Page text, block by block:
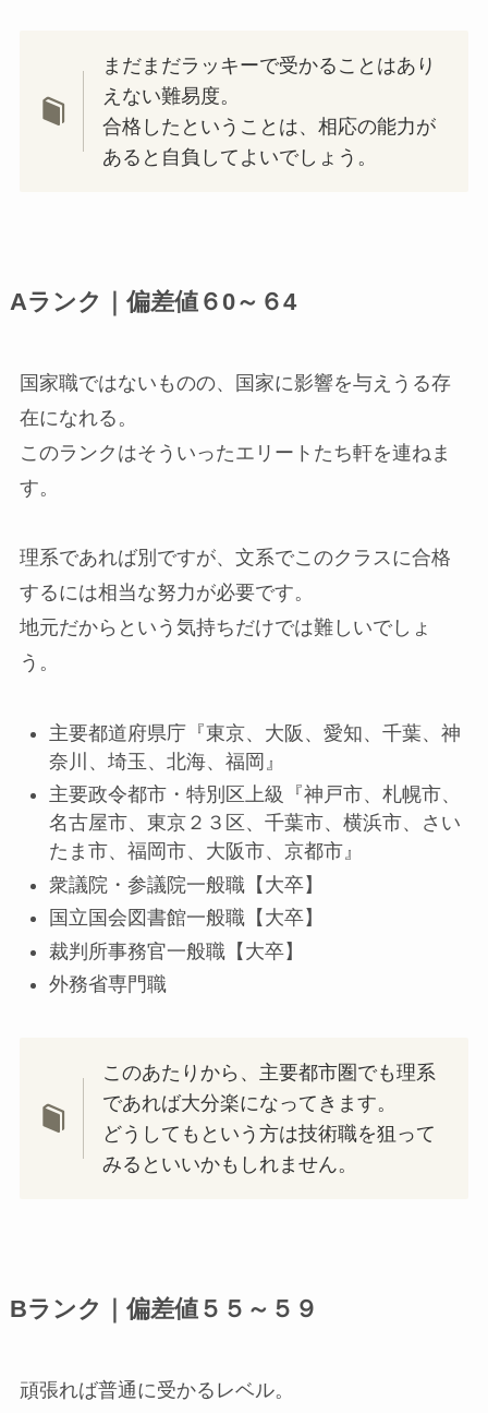
まだまだラッキーで受かることはあり
えない難易度。
合格したということは、相応の能力が
あると自負してよいでしょう。
Aランク｜偏差値６0～６4
国家職ではないものの、国家に影響を与えうる存
在になれる。
このランクはそういったエリートたち軒を連ねま
す。
理系であれば別ですが、文系でこのクラスに合格
するには相当な努力が必要です。
地元だからという気持ちだけでは難しいでしょ
う。
主要都道府県庁『東京、大阪、愛知、千葉、神
奈川、埼玉、北海、福岡』
主要政令都市・特別区上級『神戸市、札幌市、
名古屋市、東京２３区、千葉市、横浜市、さい
たま市、福岡市、大阪市、京都市』
衆議院・参議院一般職【大卒】
国立国会図書館一般職【大卒】
裁判所事務官一般職【大卒】
外務省専門職
このあたりから、主要都市圏でも理系
であれば大分楽になってきます。
どうしてもという方は技術職を狙って
みるといいかもしれません。
Bランク｜偏差値５５～５９
頑張れば普通に受かるレベル。